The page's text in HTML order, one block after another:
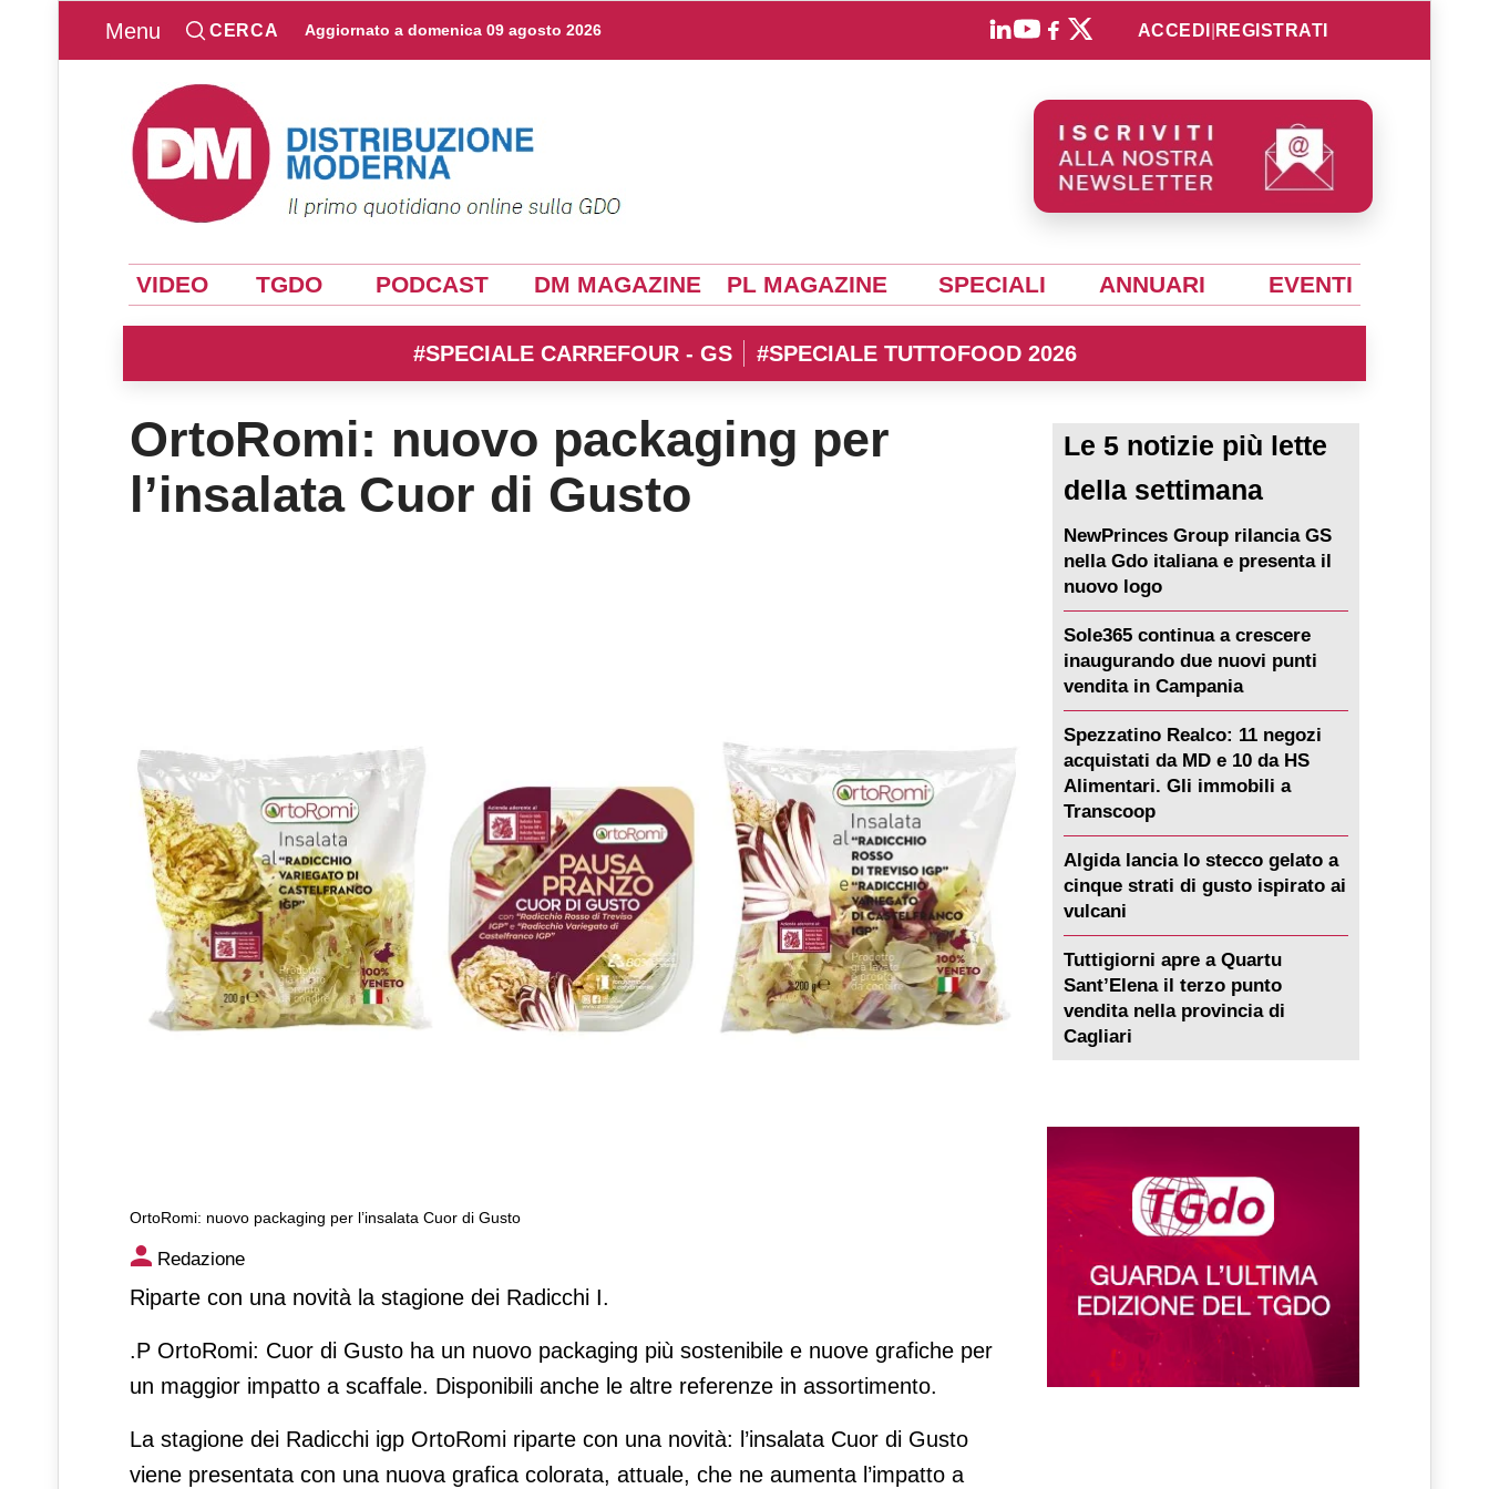
Menu CERCA Aggiornato a domenica 09 agosto 2026 ACCEDI REGISTRATI
VIDEO TGDO PODCAST DM MAGAZINE PL MAGAZINE SPECIALI ANNUARI EVENTI
#SPECIALE CARREFOUR - GS #SPECIALE TUTTOFOOD 2026
OrtoRomi: nuovo packaging per
l’insalata Cuor di Gusto
OrtoRomi: nuovo packaging per l’insalata Cuor di Gusto
OrtoRomi: nuovo packaging per l’insalata Cuor di Gusto
Redazione
Riparte con una novità la stagione dei Radicchi I.
.P OrtoRomi: Cuor di Gusto ha un nuovo packaging più sostenibile e nuove grafiche per
un maggior impatto a scaffale. Disponibili anche le altre referenze in assortimento.
La stagione dei Radicchi igp OrtoRomi riparte con una novità: l’insalata Cuor di Gusto
viene presentata con una nuova grafica colorata, attuale, che ne aumenta l’impatto a
Le 5 notizie più lette
della settimana
NewPrinces Group rilancia GS
nella Gdo italiana e presenta il
nuovo logo
Sole365 continua a crescere
inaugurando due nuovi punti
vendita in Campania
Spezzatino Realco: 11 negozi
acquistati da MD e 10 da HS
Alimentari. Gli immobili a
Transcoop
Algida lancia lo stecco gelato a
cinque strati di gusto ispirato ai
vulcani
Tuttigiorni apre a Quartu
Sant’Elena il terzo punto
vendita nella provincia di
Cagliari